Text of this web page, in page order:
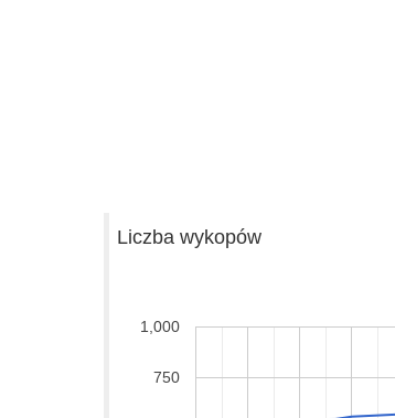
Liczba wykopów
750
1,000